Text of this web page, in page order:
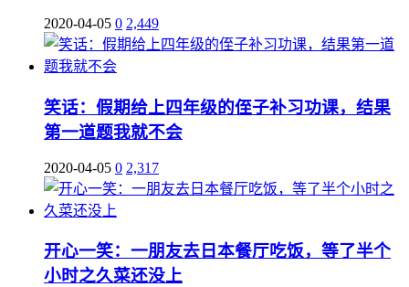
2020-04-05 0 2,449
笑话：假期给上四年级的侄子补习功课，结果
第一道题我就不会
2020-04-05 0 2,317
开心一笑：一朋友去日本餐厅吃饭，等了半个
小时之久菜还没上